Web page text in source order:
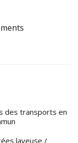
des transports en
laveuse /